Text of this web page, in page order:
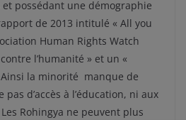
possédant une démographie
de 2013 intitulé « All you
Human Rights Watch
l’humanité » et un «
la minorité manque de
d’accès à l’éducation, ni aux
Rohingya ne peuvent plus